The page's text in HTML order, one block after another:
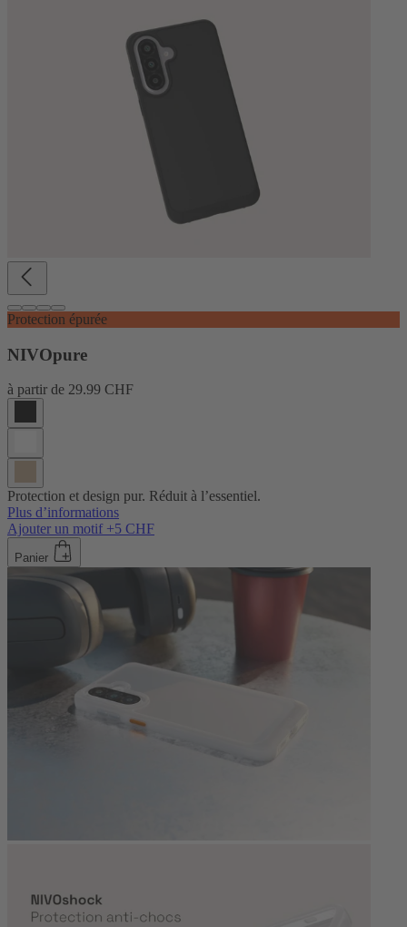
Protection épurée
NIVOpure
à partir de 29.99 CHF
Protection et design pur. Réduit à l’essentiel.
Plus d’informations
Ajouter un motif +5 CHF
Panier